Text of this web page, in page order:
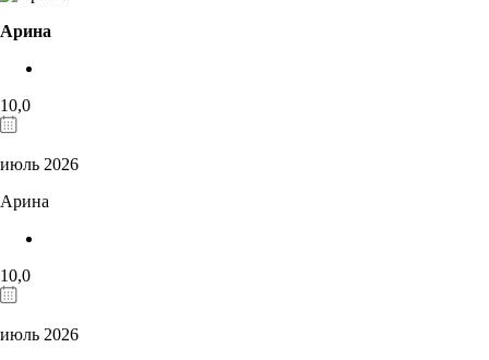
Арина
10,0
июль 2026
Арина
10,0
июль 2026